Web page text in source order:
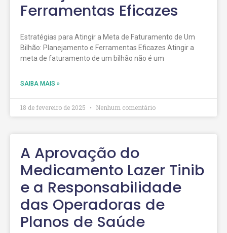
Ferramentas Eficazes
Estratégias para Atingir a Meta de Faturamento de Um
Bilhão: Planejamento e Ferramentas Eficazes Atingir a
meta de faturamento de um bilhão não é um
SAIBA MAIS »
18 de fevereiro de 2025 Nenhum comentário
A Aprovação do
Medicamento Lazer Tinib
e a Responsabilidade
das Operadoras de
Planos de Saúde